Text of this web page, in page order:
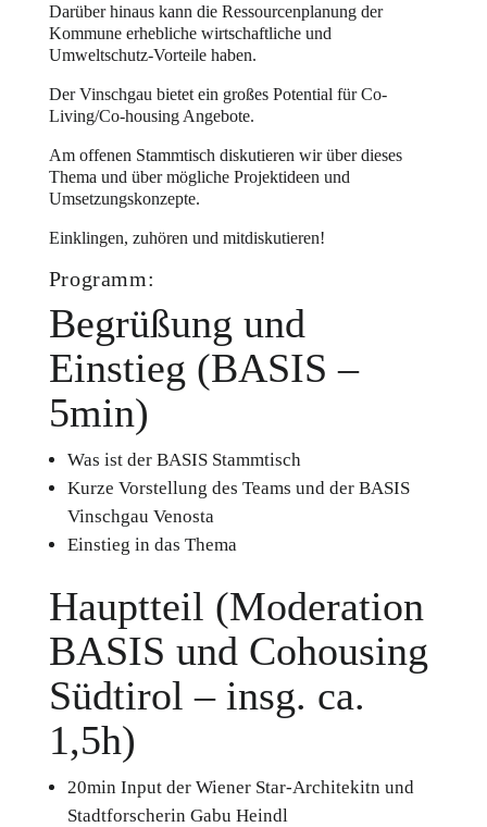
Darüber hinaus kann die Ressourcenplanung der
Kommune erhebliche wirtschaftliche und
Umweltschutz-Vorteile haben.
Der Vinschgau bietet ein großes Potential für Co-
Living/Co-housing Angebote.
Am offenen Stammtisch diskutieren wir über dieses
Thema und über mögliche Projektideen und
Umsetzungskonzepte.
Einklingen, zuhören und mitdiskutieren!
Programm:
Begrüßung und
Einstieg (BASIS –
5min)
Was ist der BASIS Stammtisch
Kurze Vorstellung des Teams und der BASIS
Vinschgau Venosta
Einstieg in das Thema
Hauptteil (Moderation
BASIS und Cohousing
Südtirol – insg. ca.
1,5h)
20min Input der Wiener Star-Architekitn und
Stadtforscherin Gabu Heindl